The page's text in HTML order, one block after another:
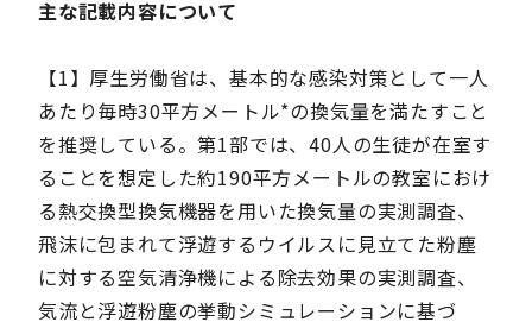
主な記載内容について
【1】厚生労働省は、基本的な感染対策として一人
あたり毎時30平方メートル*の換気量を満たすこと
を推奨している。第1部では、40人の生徒が在室す
ることを想定した約190平方メートルの教室におけ
る熱交換型換気機器を用いた換気量の実測調査、
飛沫に包まれて浮遊するウイルスに見立てた粉塵
に対する空気清浄機による除去効果の実測調査、
気流と浮遊粉塵の挙動シミュレーションに基づ